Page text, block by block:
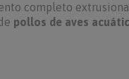
completo
pollos de aves